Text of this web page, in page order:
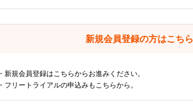
新規会員登録の方はこちら
・新規会員登録はこちらからお進みください。
・フリートライアルの申込みもこちらから。